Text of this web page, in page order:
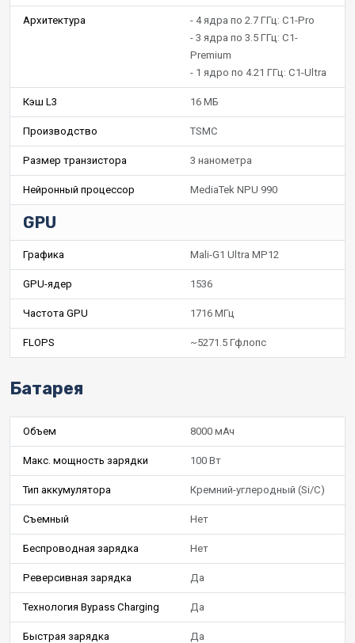
Архитектура
- 4 ядра по 2.7 ГГц: C1-Pro
- 3 ядра по 3.5 ГГц: C1-
Premium
- 1 ядро по 4.21 ГГц: C1-Ultra
Кэш L3 16 МБ
Производство TSMC
Размер транзистора 3 нанометра
Нейронный процессор MediaTek NPU 990
GPU
Графика Mali-G1 Ultra MP12
GPU-ядер 1536
Частота GPU 1716 МГц
FLOPS ~5271.5 Гфлопс
Батарея
Объем 8000 мАч
Макс. мощность зарядки 100 Вт
Тип аккумулятора Кремний-углеродный (Si/C)
Съемный Нет
Беспроводная зарядка Нет
Реверсивная зарядка Да
Технология Bypass Charging Да
Быстрая зарядка Да